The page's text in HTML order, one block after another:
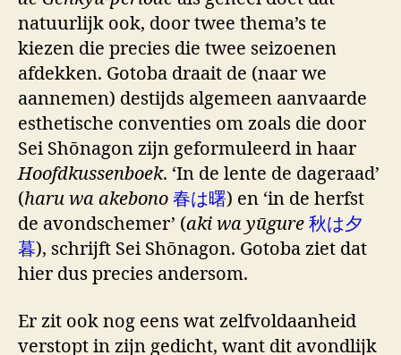
natuurlijk ook, door twee thema’s te
kiezen die precies die twee seizoenen
afdekken. Gotoba draait de (naar we
aannemen) destijds algemeen aanvaarde
esthetische conventies om zoals die door
Sei Shōnagon zijn geformuleerd in haar
Hoofdkussenboek. ‘In de lente de dageraad’
(haru wa akebono 春は曙) en ‘in de herfst
de avondschemer’ (aki wa yūgure 秋は夕
暮), schrijft Sei Shōnagon. Gotoba ziet dat
hier dus precies andersom.
Er zit ook nog eens wat zelfvoldaanheid
verstopt in zijn gedicht, want dit avondlijk